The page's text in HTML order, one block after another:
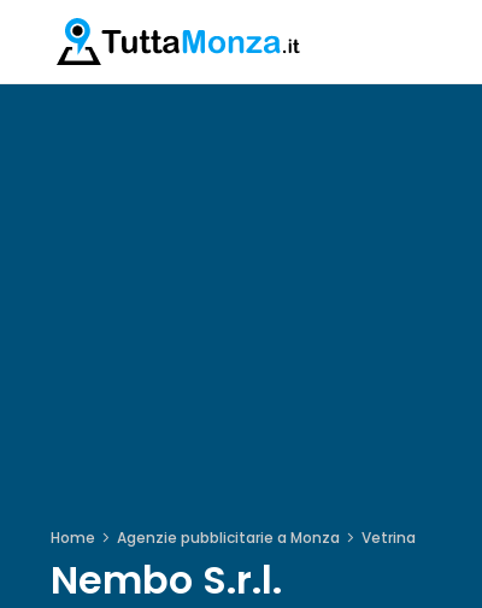
Home Agenzie pubblicitarie a Monza Vetrina
Nembo S.r.l.